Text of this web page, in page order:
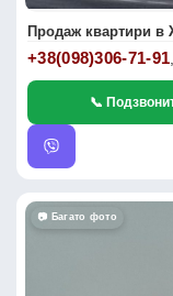
Продаж квартири в
+38(098)306-71-91
📞
📷 Багато фото